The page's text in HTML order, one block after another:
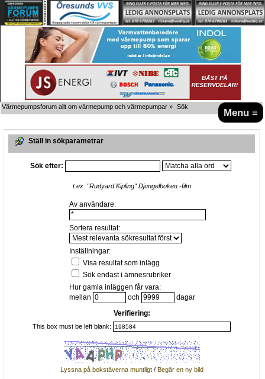
Menu ≡
Värmepumpsforum allt om värmepump och värmepumpar » Sök
Ställ in sökparametrar
Sök efter:
t.ex:"Rudyard Kipling" Djungelboken -film
Av användare:
Sortera resultat:
Inställningar:
Visa resultat som inlägg
Sök endast i ämnesrubriker
Hur gamla inläggen får vara:
mellan
och
dagar
Verifiering:
This box must be left blank:
Lyssna på bokstäverna muntligt/ Begär en ny bild